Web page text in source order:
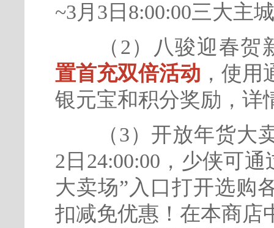
~3月3日8:00:00三大主
（2）八骏迎春贺
置首充双倍活动 ，使
银元宝和积分奖励，详
（3）开放年货大卖
2日24:00:00，少侠可
大卖场”入口打开选购
扣减免优惠！在本商店